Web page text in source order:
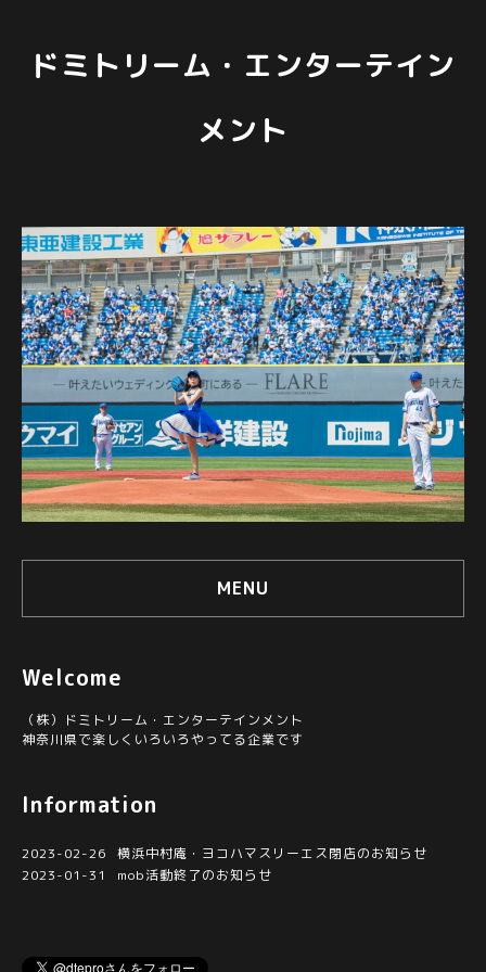
ドミトリーム・エンターテイン
メント
MENU
Welcome
（株）ドミトリーム・エンターテインメント
神奈川県で楽しくいろいろやってる企業です
Information
2023-02-26
横浜中村庵・ヨコハマスリーエス閉店のお知らせ
2023-01-31
mob活動終了のお知らせ